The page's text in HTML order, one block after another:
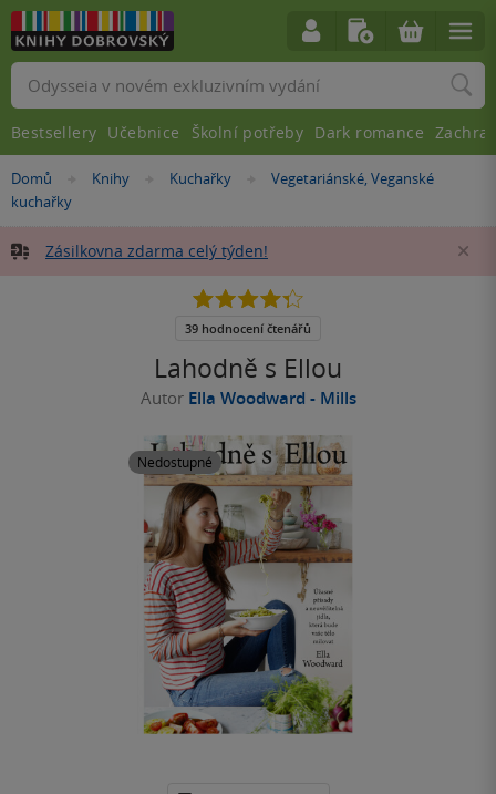
Nacházíte
se
Domů »Knihy »
Kuchařky »
Vegetariánské, Veganské
kuchařky
Zásilkovna zdarma celý týden!
Lahodně s Ellou
Autor Ella Woodward - Mills
Nedostupné
4.3
5
39 hodnocení čtenářů
Vyhledávání
Bestsellery Učebnice Školní potřeby Dark romance